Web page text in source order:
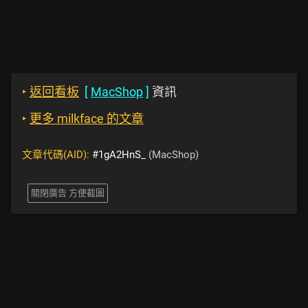
‣ 返回看板 [ MacShop] 資訊
‣ 更多 milkface 的文章
文章代碼(AID): #1gA2HnS_ (MacShop)
關閉廣告 方便截圖